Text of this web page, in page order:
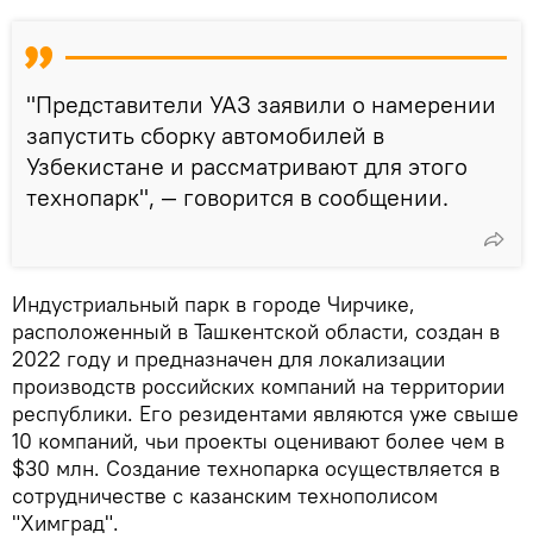
"Представители УАЗ заявили о намерении
запустить сборку автомобилей в
Узбекистане и рассматривают для этого
технопарк", — говорится в сообщении.
Индустриальный парк в городе Чирчике,
расположенный в Ташкентской области, создан в
2022 году и предназначен для локализации
производств российских компаний на территории
республики. Его резидентами являются уже свыше
10 компаний, чьи проекты оценивают более чем в
$30 млн. Создание технопарка осуществляется в
сотрудничестве с казанским технополисом
"Химград".